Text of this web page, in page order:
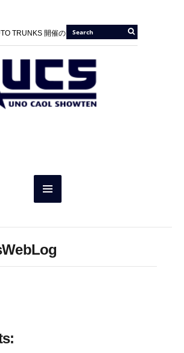
TRUNKS 開催のお知らせ 2026/05/21 |
5 IN KYOTO』開催のお知らせ
ATHLETIC 1st Collection 発売のご案内
GOOD” に UNO SHITも参戦。
TRUNKS 開催のお知らせ 2026/05/21 |
5 IN KYOTO』開催のお知らせ
ATHLETIC 1st Collection 発売のご案内
GOOD” に UNO SHITも参戦。